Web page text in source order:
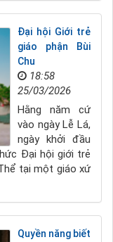
Đại hội Giới trẻ
giáo phận Bùi
Chu
18:58
25/03/2026
Hằng năm cứ
vào ngày Lễ Lá,
ngày khởi đầu
Đại hội giới trẻ
tại một giáo xứ
Quyền năng biết